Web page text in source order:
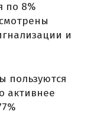
по 8%
и
пользуются
активнее